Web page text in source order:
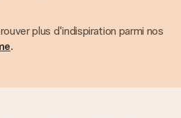
plus d'indispiration parmi nos
.